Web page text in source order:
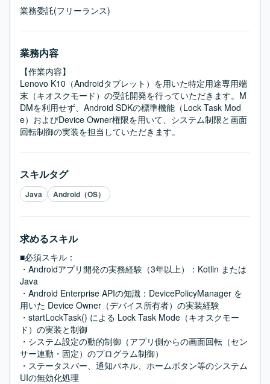
業務委託(フリーランス)
業務内容
【作業内容】
Lenovo K10（Androidタブレット）を用いた特定用途専用端
末（キオスクモード）の受託開発を行っていただきます。M
DMを利用せず、Android SDKの標準機能（Lock Task Mod
e）およびDevice Owner権限を用いて、システム制限と画面
回転制御の実装を担当していただきます。
スキルタグ
Java Android（OS）
求めるスキル
■必須スキル：
・Androidアプリ開発の実務経験（3年以上）：Kotlin または
Java
・Android Enterprise APIの知識：DevicePolicyManager を
用いた Device Owner（デバイス所有者）の実装経験
・startLockTask() による Lock Task Mode（キオスクモー
ド）の実装と制御
・システム設定の動的制御（アプリ側からの画面回転（セン
サー連動・固定）のプログラム制御）
・ステータスバー、通知パネル、ホームボタン等のシステム
UIの無効化処理